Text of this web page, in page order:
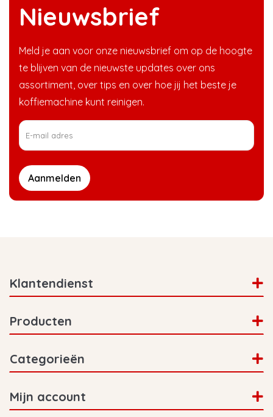
Nieuwsbrief
Meld je aan voor onze nieuwsbrief om op de hoogte
te blijven van de nieuwste updates over ons
assortiment, over tips en over hoe jij het beste je
koffiemachine kunt reinigen.
Aanmelden
Klantendienst
Producten
Categorieën
Mijn account